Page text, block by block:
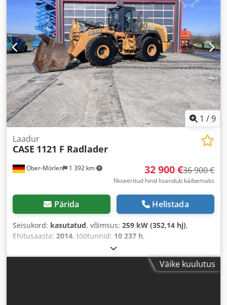
1 /9
Ober-Mörlen 1 392 km
Laadur
CASE 1121 F Radlader
32 900 €36 900 €
fikseeritud hind lisandub käibemaks
Pärida Helistada
Seisukord: kasutatud, võimsus: 259 kW (352,14 hj),
Ehitusaasta: 2014, töötunnid: 10 237 h,
Väike kuulutus